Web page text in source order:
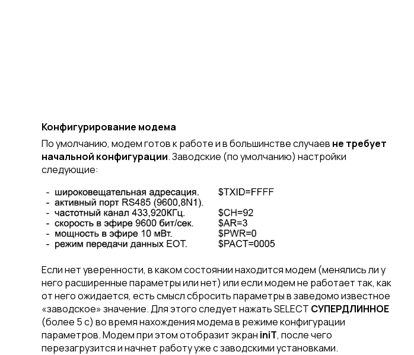
Если нет уверенности, в каком состоянии находится модем (менялись ли у
него расширенные параметры или нет) или если модем не работает так, как
от него ожидается, есть смысл сбросить параметры в заведомо известное
«заводское» значение. Для этого следует нажать SELECT CУПЕРДЛИННОЕ
(более 5 с) во время нахождения модема в режиме конфигурации
параметров. Модем при этом отобразит экран iniT, после чего
перезагрузится и начнет работу уже с заводскими установками.
По умолчанию, модем готов к работе и в большинстве случаев не требует
начальной конфигурации. Заводские (по умолчанию) настройки
следующие:
Конфигурирование модема